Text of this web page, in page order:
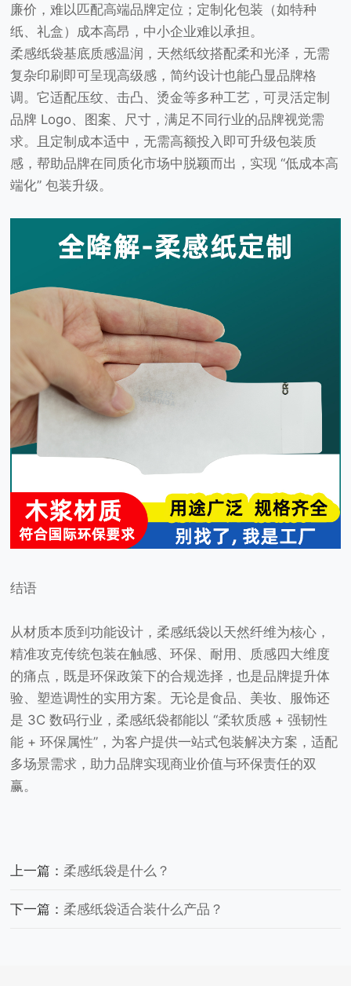
廉价，难以匹配高端品牌定位；定制化包装（如特种
纸、礼盒）成本高昂，中小企业难以承担。
柔感纸袋基底质感温润，天然纸纹搭配柔和光泽，无需
复杂印刷即可呈现高级感，简约设计也能凸显品牌格
调。它适配压纹、击凸、烫金等多种工艺，可灵活定制
品牌 Logo、图案、尺寸，满足不同行业的品牌视觉需
求。且定制成本适中，无需高额投入即可升级包装质
感，帮助品牌在同质化市场中脱颖而出，实现 “低成本高
端化” 包装升级。
结语
从材质本质到功能设计，柔感纸袋以天然纤维为核心，
精准攻克传统包装在触感、环保、耐用、质感四大维度
的痛点，既是环保政策下的合规选择，也是品牌提升体
验、塑造调性的实用方案。无论是食品、美妆、服饰还
是 3C 数码行业，柔感纸袋都能以 “柔软质感 + 强韧性
能 + 环保属性”，为客户提供一站式包装解决方案，适配
多场景需求，助力品牌实现商业价值与环保责任的双
赢。
上一篇： 柔感纸袋是什么？
下一篇： 柔感纸袋适合装什么产品？